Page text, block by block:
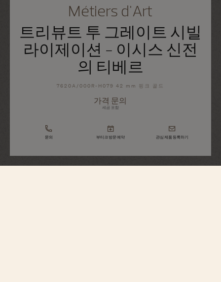
Métiers d'Art
트리뷰트 투 그레이트 시빌
라이제이션 - 이시스 신전
의 티베르
7620A/000R-H079 42 mm 핑크 골드
가격 문의
세금 포함
문의 부티크 방문 예약 관심 제품 등록하기